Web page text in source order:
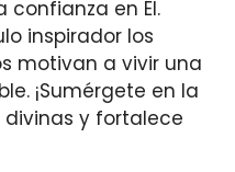
confianza en Él.
inspirador los
motivan a vivir una
¡Sumérgete en la
y fortalece